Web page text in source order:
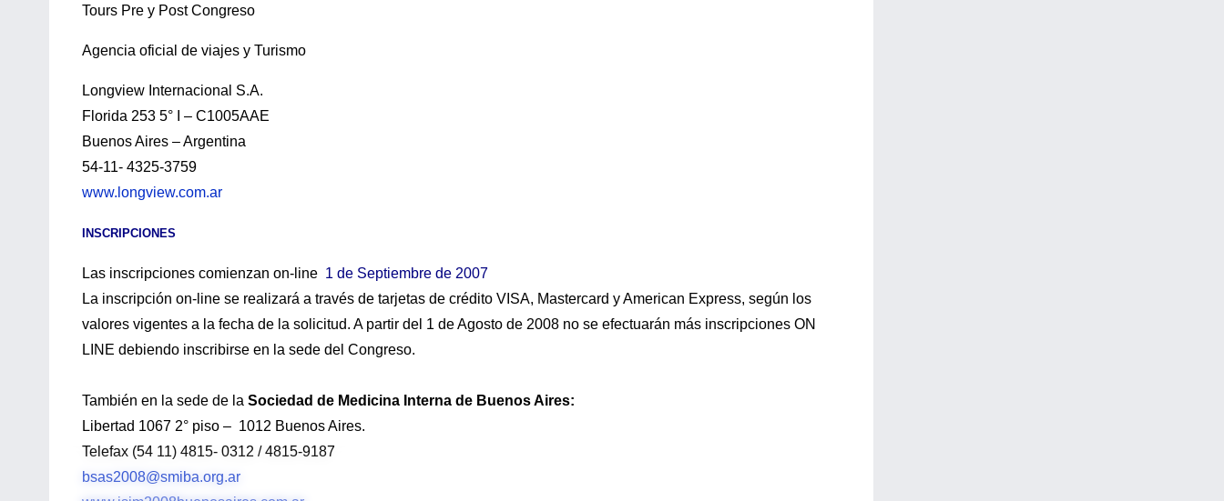
Tours Pre y Post Congreso
Agencia oficial de viajes y Turismo
Longview Internacional S.A.
Florida 253 5° I – C1005AAE
Buenos Aires – Argentina
54-11- 4325-3759
www.longview.com.ar
INSCRIPCIONES
Las inscripciones comienzan on-line 1 de Septiembre de 2007
La inscripción on-line se realizará a través de tarjetas de crédito VISA, Mastercard y American Express, según los
valores vigentes a la fecha de la solicitud. A partir del 1 de Agosto de 2008 no se efectuarán más inscripciones ON
LINE debiendo inscribirse en la sede del Congreso.
También en la sede de la Sociedad de Medicina Interna de Buenos Aires:
Libertad 1067 2° piso – 1012 Buenos Aires.
Telefax (54 11) 4815- 0312 / 4815-9187
bsas2008@smiba.org.ar